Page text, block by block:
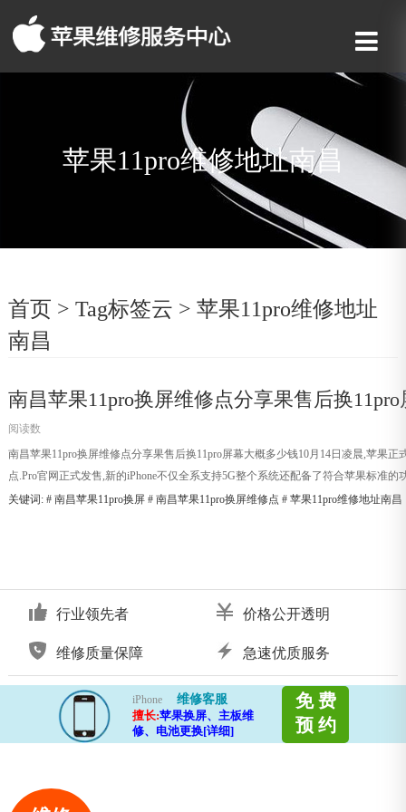
苹果11pro维修地址南昌
首页 > Tag标签云 > 苹果11pro维修地址
南昌
南昌苹果11pro换屏维修点分享果售后换
阅读数
南昌苹果11pro换屏维修点分享果售后换11pro屏幕大概多少钱10月14日凌晨,苹果
点.Pro官网正式发售,新的iPhone不仅全系支持5G整个系统还配备了符合苹果标准的
关键词: # 南昌苹果11pro换屏# 南昌苹果11pro换屏维修点 # 苹果11pro维修地址南昌
行业领先者 价格公开透明
维修质量保障 急速优质服务
iPhone
维修客服
擅长:苹果换屏、主板维
修、电池更换[详细]
免 费
预 约